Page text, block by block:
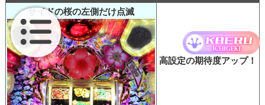
サイドの桜の左側だけ点滅
高設定の期待度アップ！